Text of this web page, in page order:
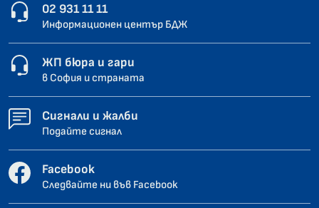
02 931 11 11
Информационен център БДЖ
ЖП бюра и гари
в София и страната
Сигнали и жалби
Подайте сигнал
Facebook
Следвайте ни във Facebook